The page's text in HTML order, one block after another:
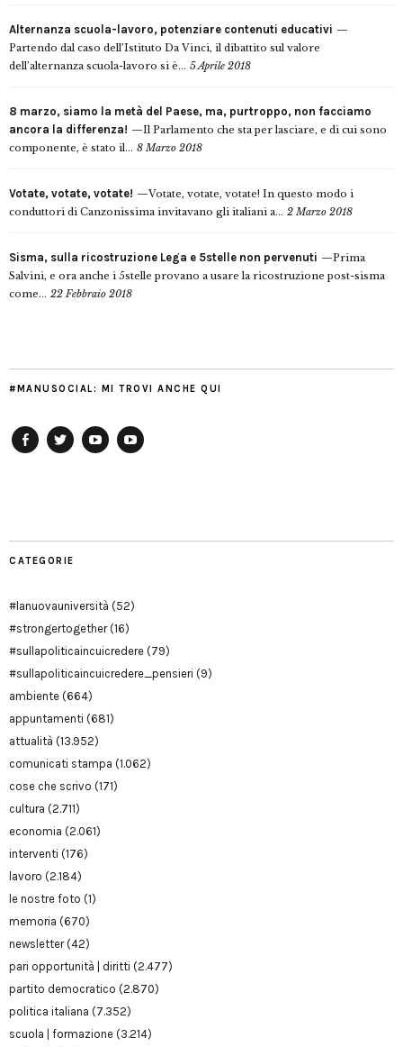
Alternanza scuola-lavoro, potenziare contenuti educativi
Partendo dal caso dell’Istituto Da Vinci, il dibattito sul valore
dell’alternanza scuola-lavoro si è... 5 Aprile 2018
8 marzo, siamo la metà del Paese, ma, purtroppo, non facciamo
ancora la differenza!
Il Parlamento che sta per lasciare, e di cui sono
componente, è stato il... 8 Marzo 2018
Votate, votate, votate!
Votate, votate, votate! In questo modo i
conduttori di Canzonissima invitavano gli italiani a... 2 Marzo 2018
Sisma, sulla ricostruzione Lega e 5stelle non pervenuti
Prima
Salvini, e ora anche i 5stelle provano a usare la ricostruzione post-sisma
come... 22 Febbraio 2018
#MANUSOCIAL: MI TROVI ANCHE QUI
CATEGORIE
#lanuovauniversità (52)
#strongertogether(16)
#sullapoliticaincuicredere (79)
#sullapoliticaincuicredere_pensieri (9)
ambiente (664)
appuntamenti (681)
attualità (13.952)
comunicati stampa (1.062)
cose che scrivo (171)
cultura (2.711)
economia (2.061)
interventi (176)
lavoro (2.184)
le nostre foto (1)
memoria (670)
newsletter(42)
pari opportunità | diritti (2.477)
partito democratico (2.870)
politica italiana (7.352)
scuola | formazione (3.214)